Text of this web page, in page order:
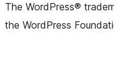
The WordPress®
the WordPress